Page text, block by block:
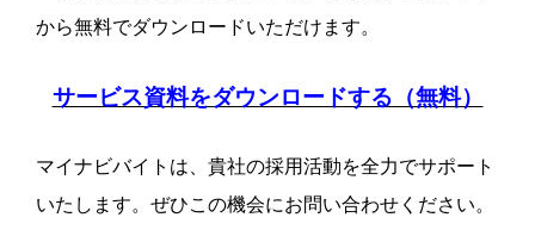
から無料でダウンロードいただけます。
サービス資料をダウンロードする（無料）
マイナビバイトは、貴社の採用活動を全力でサポート
いたします。ぜひこの機会にお問い合わせください。